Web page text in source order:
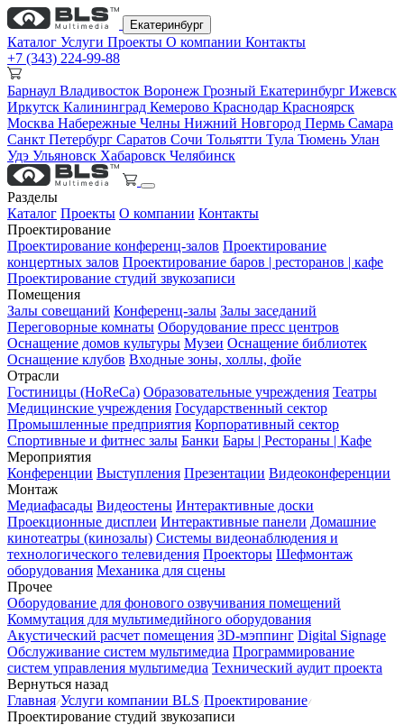
Екатеринбург
Каталог Услуги Проекты О компании Контакты
+7 (343) 224-99-88
Барнаул Владивосток Воронеж Грозный Екатеринбург Ижевск
Иркутск Калининград Кемерово Краснодар Красноярск
Москва Набережные Челны Нижний Новгород Пермь Самара
Санкт Петербург Саратов Сочи Тольятти Тула Тюмень Улан
Удэ Ульяновск Хабаровск Челябинск
Разделы
Каталог Проекты О компании Контакты
Проектирование
Проектирование конференц-залов Проектирование
концертных залов Проектирование баров | ресторанов | кафе
Проектирование студий звукозаписи
Помещения
Залы совещаний Конференц-залы Залы заседаний
Переговорные комнаты Оборудование пресс центров
Оснащение домов культуры Музеи Оснащение библиотек
Оснащение клубов Входные зоны, холлы, фойе
Отрасли
Гостиницы (HoReCa) Образовательные учреждения Театры
Медицинские учреждения Государственный сектор
Промышленные предприятия Корпоративный сектор
Спортивные и фитнес залы Банки Бары | Рестораны | Кафе
Мероприятия
Конференции Выступления Презентации Видеоконференции
Монтаж
Медиафасады Видеостены Интерактивные доски
Проекционные дисплеи Интерактивные панели Домашние
кинотеатры (кинозалы) Системы видеонаблюдения и
технологического телевидения Проекторы Шефмонтаж
оборудования Механика для сцены
Прочее
Оборудование для фонового озвучивания помещений
Коммутация для мультимедийного оборудования
Акустический расчет помещения 3D-мэппинг Digital Signage
Обслуживание систем мультимедиа Программирование
систем управления мультимедиа Технический аудит проекта
Вернуться назад
Главная Услуги компании BLS Проектирование
Проектирование студий звукозаписи